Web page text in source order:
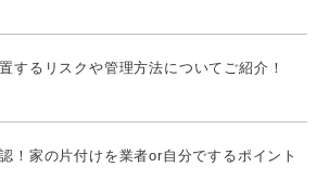
するリスクや管理方法についてご紹介！
！家の片付けを業者or自分でするポイント